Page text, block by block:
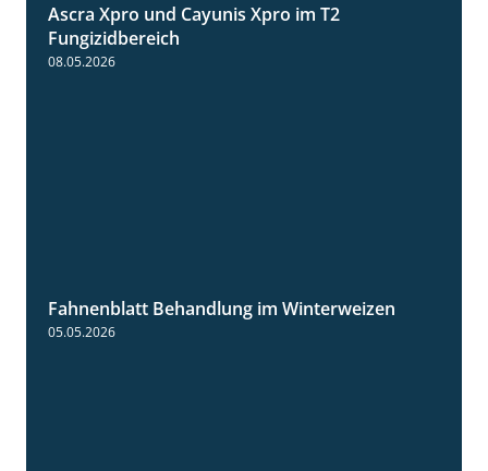
Ascra Xpro und Cayunis Xpro im T2
Fungizidbereich
08.05.2026
0:53
Fahnenblatt Behandlung im Winterweizen
05.05.2026